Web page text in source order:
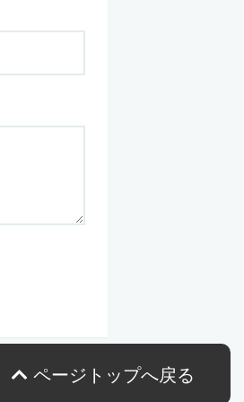
ページトップへ戻る